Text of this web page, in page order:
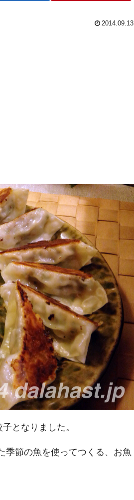
2014.09.13
となりました。
季節の魚を使ってつくる、お魚